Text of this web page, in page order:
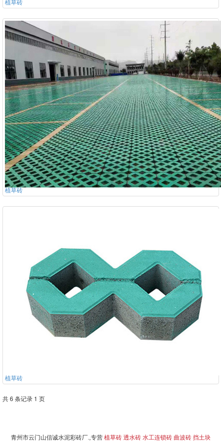
植草砖
植草砖
植草砖
共 6 条记录 1 页
青州市云门山信诚水泥彩砖厂.,专营 植草砖 透水砖 水工连锁砖 曲波砖 挡土块